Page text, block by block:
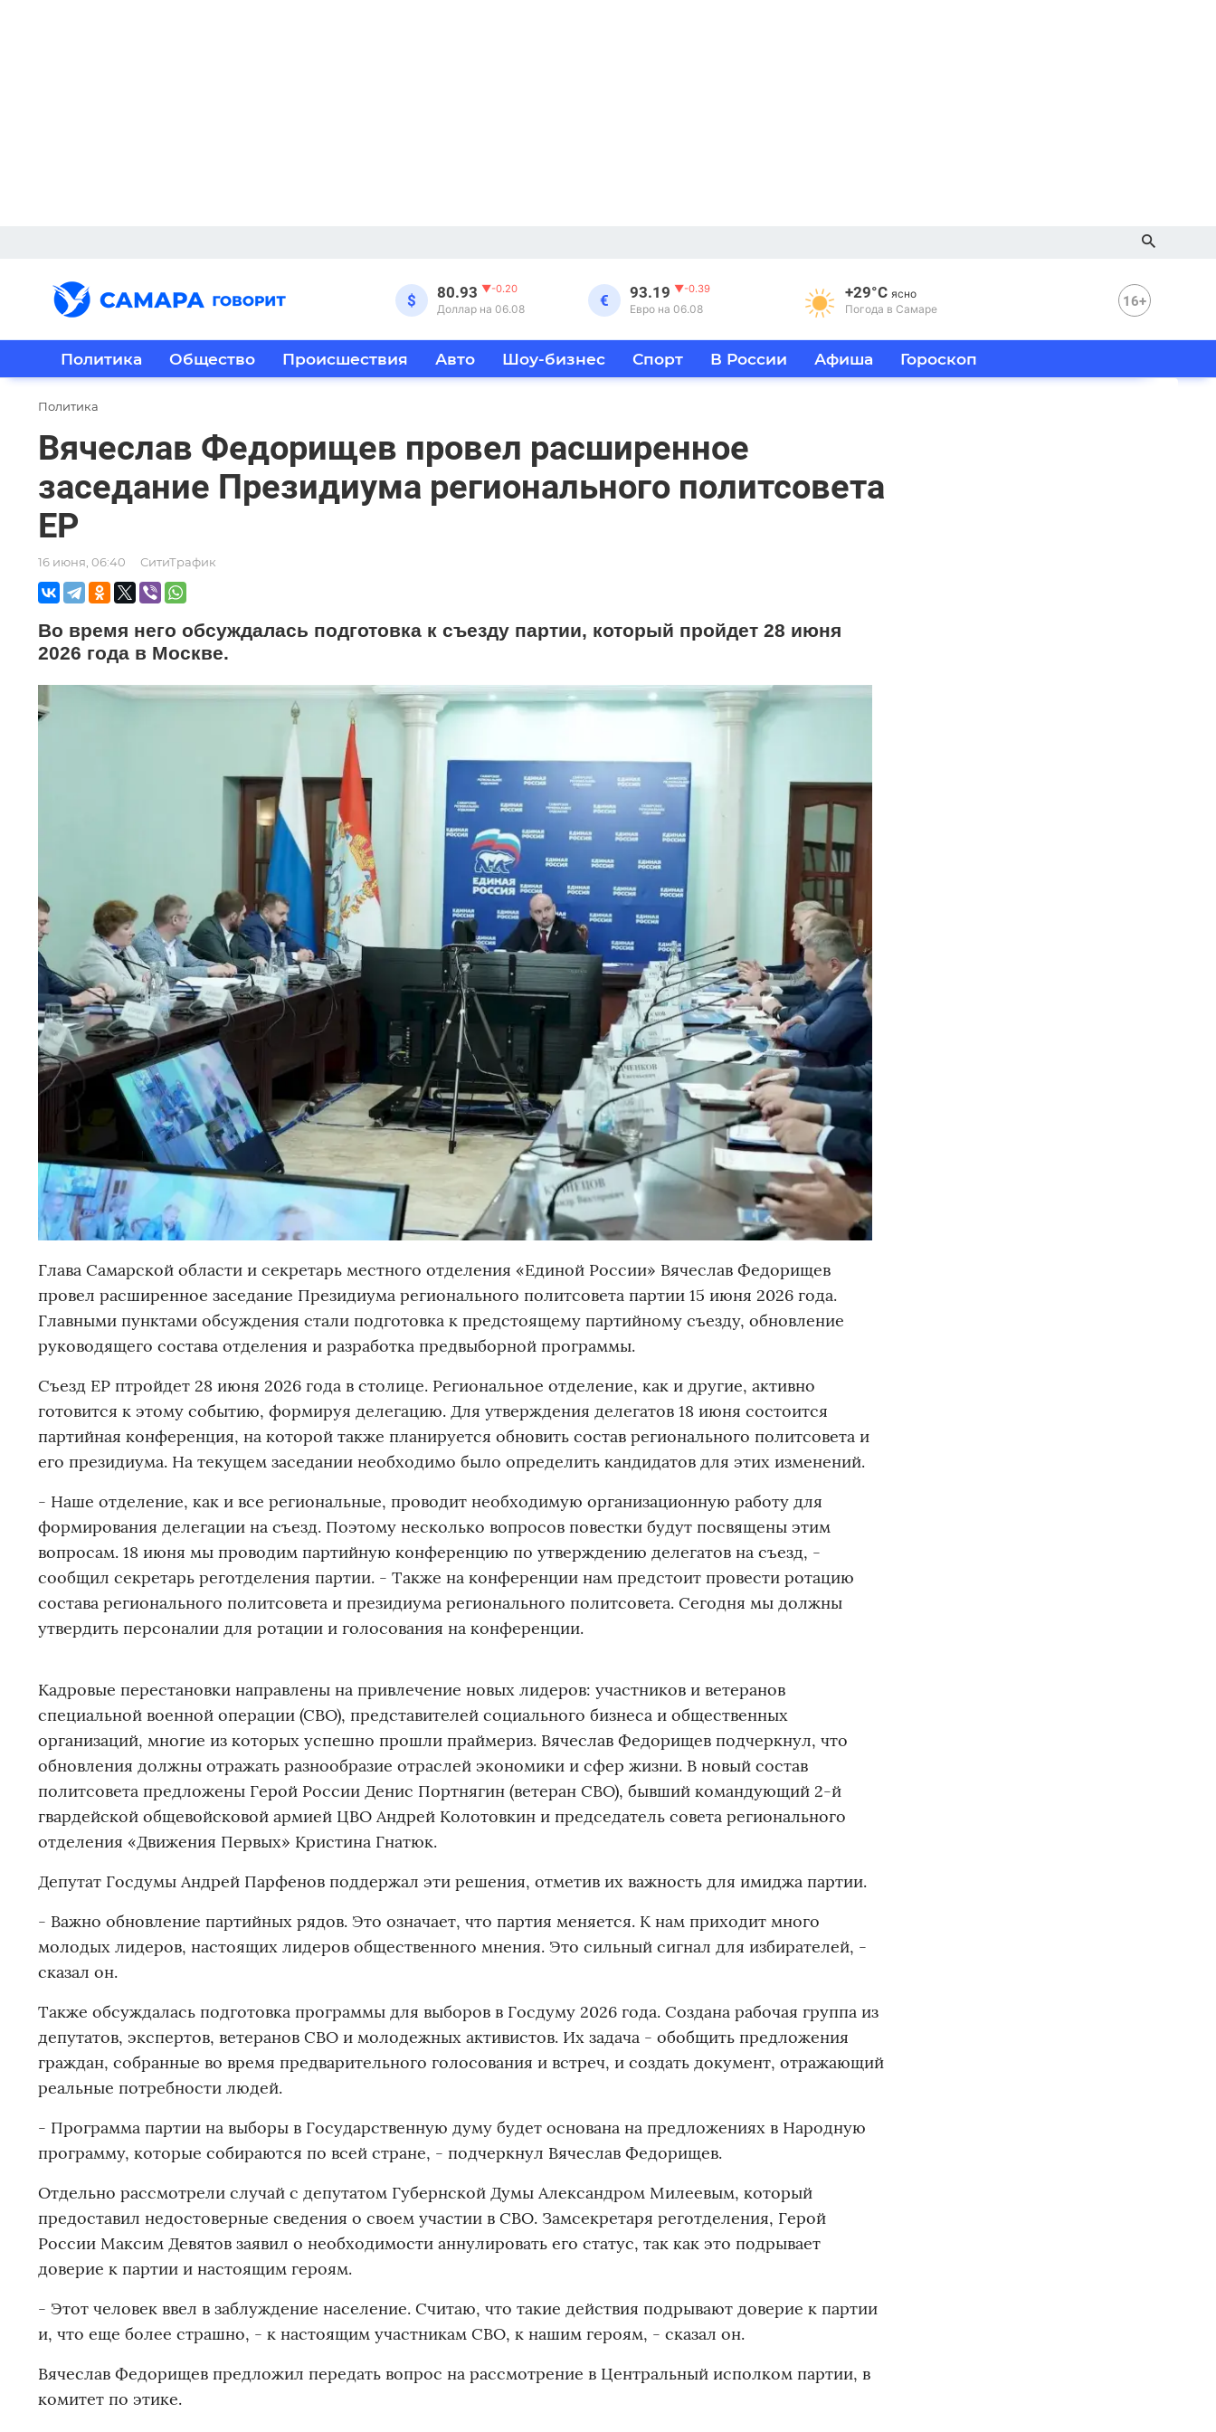
$ 80.93 ▼-0.20
Доллар на 06.08 € 93.19 ▼-0.39
Евро на 06.08
+29°C ясно
Погода в Самаре
16+
Политика Общество Происшествия Авто Шоу-бизнес Спорт В России Афиша Гороскоп
Политика
Вячеслав Федорищев провел расширенное
заседание Президиума регионального политсовета
ЕР
16 июня, 06:40 СитиТрафик
Во время него обсуждалась подготовка к съезду партии, который пройдет 28 июня
2026 года в Москве.
Глава Самарской области и секретарь местного отделения «Единой России» Вячеслав Федорищев
провел расширенное заседание Президиума регионального политсовета партии 15 июня 2026 года.
Главными пунктами обсуждения стали подготовка к предстоящему партийному съезду, обновление
руководящего состава отделения и разработка предвыборной программы.
Съезд ЕР птройдет 28 июня 2026 года в столице. Региональное отделение, как и другие, активно
готовится к этому событию, формируя делегацию. Для утверждения делегатов 18 июня состоится
партийная конференция, на которой также планируется обновить состав регионального политсовета и
его президиума. На текущем заседании необходимо было определить кандидатов для этих изменений.
- Наше отделение, как и все региональные, проводит необходимую организационную работу для
формирования делегации на съезд. Поэтому несколько вопросов повестки будут посвящены этим
вопросам. 18 июня мы проводим партийную конференцию по утверждению делегатов на съезд, -
сообщил секретарь реготделения партии. - Также на конференции нам предстоит провести ротацию
состава регионального политсовета и президиума регионального политсовета. Сегодня мы должны
утвердить персоналии для ротации и голосования на конференции.
Кадровые перестановки направлены на привлечение новых лидеров: участников и ветеранов
специальной военной операции (СВО), представителей социального бизнеса и общественных
организаций, многие из которых успешно прошли праймериз. Вячеслав Федорищев подчеркнул, что
обновления должны отражать разнообразие отраслей экономики и сфер жизни. В новый состав
политсовета предложены Герой России Денис Портнягин (ветеран СВО), бывший командующий 2-й
гвардейской общевойсковой армией ЦВО Андрей Колотовкин и председатель совета регионального
отделения «Движения Первых» Кристина Гнатюк.
Депутат Госдумы Андрей Парфенов поддержал эти решения, отметив их важность для имиджа партии.
- Важно обновление партийных рядов. Это означает, что партия меняется. К нам приходит много
молодых лидеров, настоящих лидеров общественного мнения. Это сильный сигнал для избирателей, -
сказал он.
Также обсуждалась подготовка программы для выборов в Госдуму 2026 года. Создана рабочая группа из
депутатов, экспертов, ветеранов СВО и молодежных активистов. Их задача - обобщить предложения
граждан, собранные во время предварительного голосования и встреч, и создать документ, отражающий
реальные потребности людей.
- Программа партии на выборы в Государственную думу будет основана на предложениях в Народную
программу, которые собираются по всей стране, - подчеркнул Вячеслав Федорищев.
Отдельно рассмотрели случай с депутатом Губернской Думы Александром Милеевым, который
предоставил недостоверные сведения о своем участии в СВО. Замсекретаря реготделения, Герой
России Максим Девятов заявил о необходимости аннулировать его статус, так как это подрывает
доверие к партии и настоящим героям.
- Этот человек ввел в заблуждение население. Считаю, что такие действия подрывают доверие к партии
и, что еще более страшно, - к настоящим участникам СВО, к нашим героям, - сказал он.
Вячеслав Федорищев предложил передать вопрос на рассмотрение в Центральный исполком партии, в
комитет по этике.